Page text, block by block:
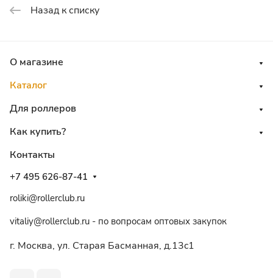
Назад к списку
О магазине
Каталог
Для роллеров
Как купить?
Контакты
+7 495 626-87-41
roliki@rollerclub.ru
vitaliy@rollerclub.ru - по вопросам оптовых закупок
г. Москва, ул. Старая Басманная, д.13c1